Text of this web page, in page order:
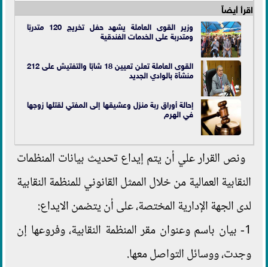
اقرأ أيضاً
وزير القوى العاملة يشهد حفل تخريج 120 متدربًا
ومتدربة على الخدمات الفندقية
القوى العاملة تعلن تعيين 18 شابًا والتفتيش على 212
منشأة بالوادي الجديد
إحالة أوراق ربة منزل وعشيقها إلى المفتي لقتلها زوجها
في الهرم
ونص القرار علي أن يتم إيداع تحديث بيانات المنظمات
النقابية العمالية من خلال الممثل القانوني للمنظمة النقابية
لدى الجهة الإدارية المختصة، على أن يتضمن الايداع:
1- بيان باسم وعنوان مقر المنظمة النقابية، وفروعها إن
وجدت، ووسائل التواصل معها.